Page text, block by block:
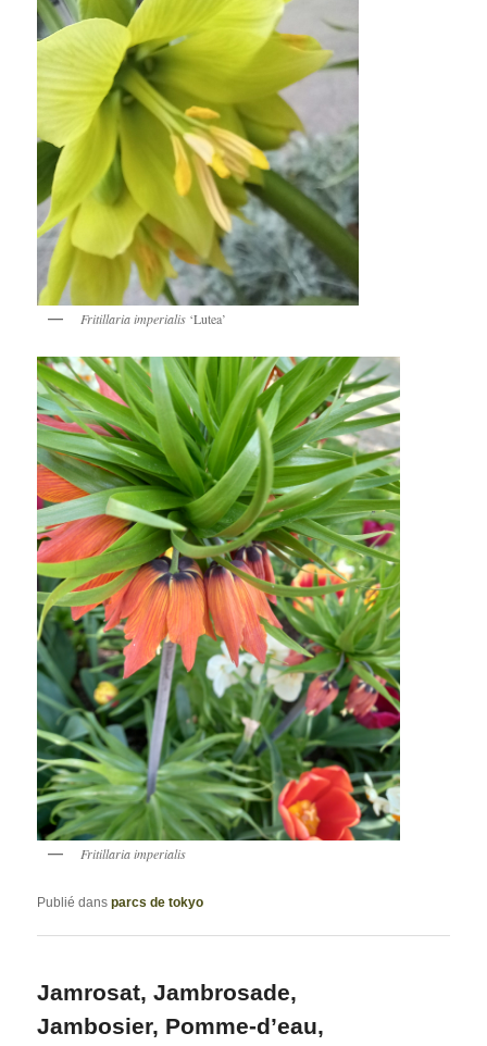
Fritillaria imperialis ‘Lutea’
Fritillaria imperialis
Publié dans parcs de tokyo
Jamrosat, Jambrosade,
Jambosier, Pomme-d’eau,